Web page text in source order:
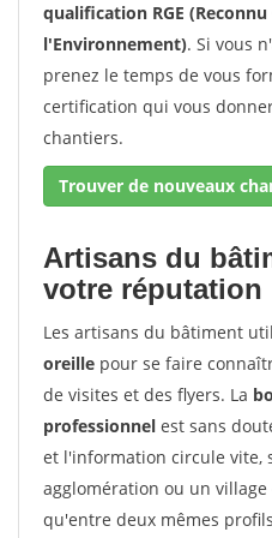
qualification RGE
l'Environnement). Si vous
prenez le temps de vous
certification qui vous
chantiers.
Artisans du
votre réputation
Les artisans du bâtiment
oreille pour se faire
de visites et des flyers. La
professionnel est sans
et l'information circule vite,
agglomération ou un
qu'entre deux mêmes